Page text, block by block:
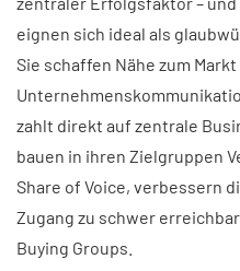
eignen sich ideal als
Sie schaffen Nähe zum
zahlt direkt auf zentrale
bauen in ihren Zielgruppen
Share of Voice, verbessern
Zugang zu schwer
Buying Groups.